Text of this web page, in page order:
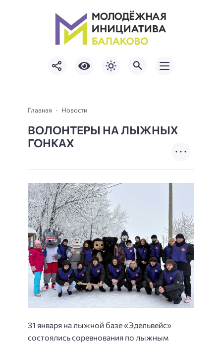
Главная Новости
ВОЛОНТЕРЫ НА ЛЫЖНЫХ
ГОНКАХ
31 января на лыжной базе «Эдельвейс»
состоялись соревнования по лыжным